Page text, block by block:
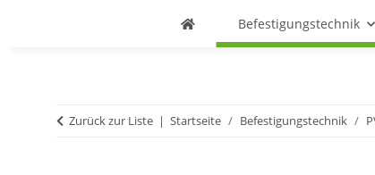
Befestigungstechnik
Zurück zur Liste Startseite Befestigungstechnik